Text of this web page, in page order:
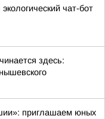
чат-бот
здесь:
приглашаем юных